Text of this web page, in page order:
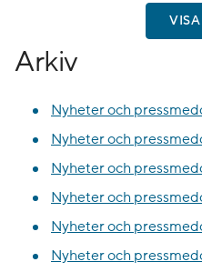
Arkiv
Nyheter och
Nyheter och
Nyheter och
Nyheter och
Nyheter och
Nyheter och